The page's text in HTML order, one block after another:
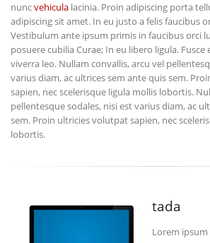
nuncvehicula lacinia. Proin adipiscing porta
adipiscing sit amet. In eu justo a felis faucibus
Vestibulum ante ipsum primis in faucibus orci
posuere cubilia Curae; In eu libero ligula.
viverra leo. Nullam convallis, arcu vel
varius diam, ac ultrices sem ante quis sem.
sapien, nec scelerisque ligula mollis lobortis.
pellentesque sodales, nisi est varius diam, ac
sem. Proin ultricies volutpat sapien, nec
lobortis.
tada
Lorem